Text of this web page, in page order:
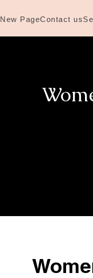
New PageContact us